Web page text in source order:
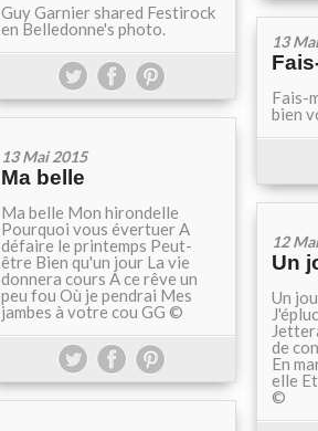
Guy Garnier shared Festirock
en Belledonne's photo.
13
Fais-
bien
13 Mai 2015
Ma belle
Ma belle Mon hirondelle
Pourquoi vous évertuer A
défaire le printemps Peut-
être Bien qu'un jour La vie
donnera cours A ce rêve un
peu fou Où je pendrai Mes
jambes à votre cou GG ©
12
Un
Un
de
En
elle
©